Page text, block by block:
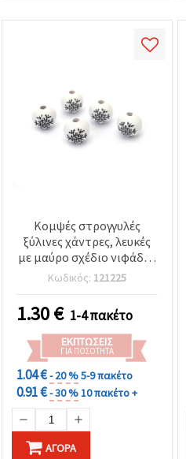
Κομψές στρογγυλές
ξύλινες χάντρες, λευκές
με μαύρο σχέδιο νιφάδας
χιονιού, 15x16 mm, οπής:
4 mm – σετ 10 τεμ.
Κωδικός: 121225
1.30€ 1-4 πακέτο
ΕΚΠΤΏΣΕΙΣ
ΓΙΑ ΠΟΣΌΤΗΤΑ
1.04 €- 20 %5-9 πακέτο
0.91 €- 30 %10 πακέτο +
ΑΓΟΡΆ